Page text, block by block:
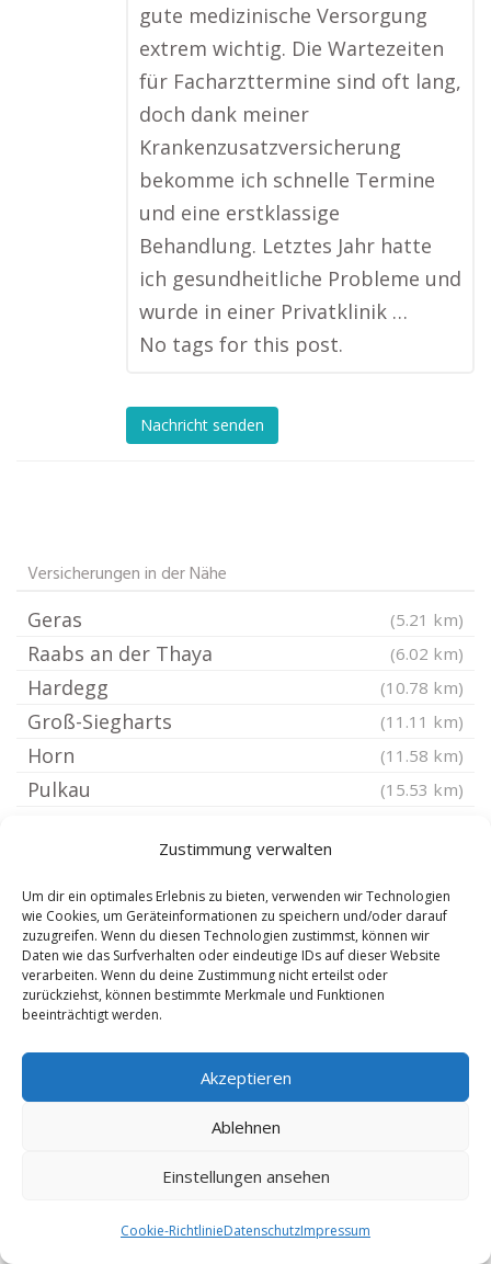
Zustimmung verwalten
Um dir ein optimales Erlebnis zu bieten, verwenden wir Technologien
wie Cookies, um Geräteinformationen zu speichern und/oder darauf
zuzugreifen. Wenn du diesen Technologien zustimmst, können wir
Daten wie das Surfverhalten oder eindeutige IDs auf dieser Website
verarbeiten. Wenn du deine Zustimmung nicht erteilst oder
zurückziehst, können bestimmte Merkmale und Funktionen
beeinträchtigt werden.
Akzeptieren
Ablehnen
Einstellungen ansehen
Cookie-RichtlinieDatenschutzImpressum
gute medizinische Versorgung
extrem wichtig. Die Wartezeiten
für Facharzttermine sind oft lang,
doch dank meiner
Krankenzusatzversicherung
bekomme ich schnelle Termine
und eine erstklassige
Behandlung. Letztes Jahr hatte
ich gesundheitliche Probleme und
wurde in einer Privatklinik …
No tags for this post.
Nachricht senden
Versicherungen in der Nähe
Geras (5.21 km)
Raabs an der Thaya (6.02 km)
Hardegg (10.78 km)
Groß-Siegharts (11.11 km)
Horn (11.58 km)
Pulkau (15.53 km)
Allentsteig (17.88 km)
Eggenburg (18.03 km)
Maissau (22.38 km)
Heidenreichstein (22.81 km)
Gföhl
Zwettl-Niederösterreich
Hollabrunn
Krems Donau